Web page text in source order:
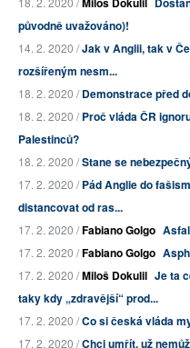
původně uvažováno)!
14. 2. 2020 /Jak v Anglii, tak v
rozšířeným nesm...
18. 2. 2020 /Demonstrace před
18. 2. 2020 /Proč vláda ČR
Palestinců?
18. 2. 2020 /Stane se
17. 2. 2020 /Pád Anglie do
distancovat od ras...
17. 2. 2020 /Fabiano Golgo
17. 2. 2020 /Fabiano Golgo
17. 2. 2020 /Miloš Dokulil Je ta
taky kdy „zdravější“ prod...
17. 2. 2020 /Co si česká vláda
17. 2. 2020 /Chci umřít, už